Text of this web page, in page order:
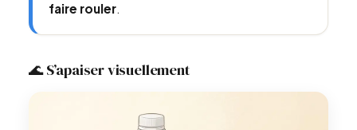
faire rouler.
🌊 S’apaiser visuellement